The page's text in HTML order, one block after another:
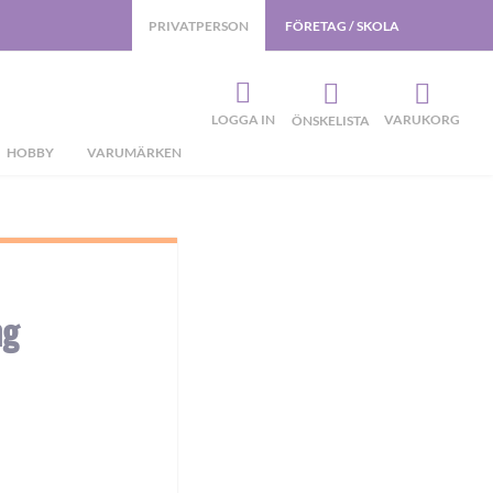
HOBBY VARUMÄRKEN
PRIVATPERSON FÖRETAG / SKOLA
LOGGA IN ÖNSKELISTA VARUKORG